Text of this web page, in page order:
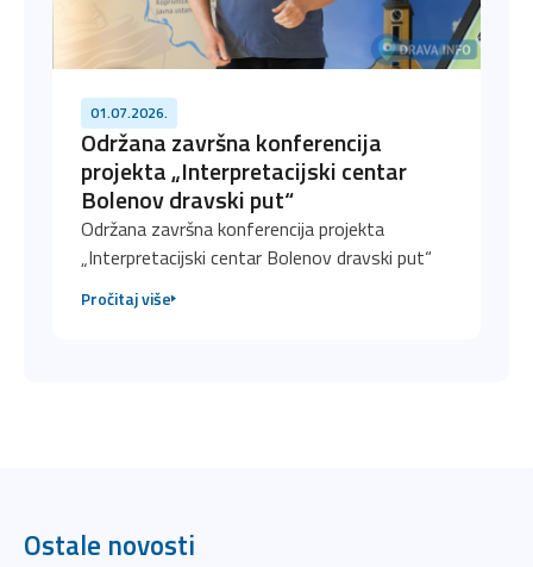
01.07.2026.
Održana završna konferencija
projekta „Interpretacijski centar
Bolenov dravski put“
Održana završna konferencija projekta
„Interpretacijski centar Bolenov dravski put“
Pročitaj više
Ostale novosti